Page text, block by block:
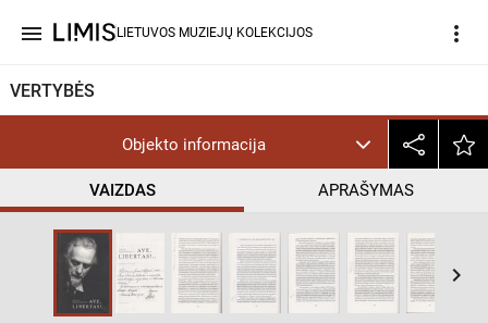
menu LIETUVOS MUZIEJŲ KOLEKCIJOS more_vert
VERTYBĖS
Objekto informacija
VAIZDAS APRAŠYMAS
InC help_outline
keyboard_arrow_right